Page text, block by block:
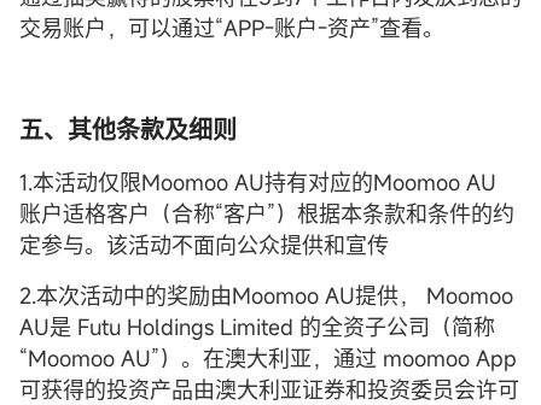
交易账户，可以通过“APP-账户-资产”查看。
五、其他条款及细则
1.本活动仅限Moomoo AU持有对应的Moomoo AU
账户适格客户（合称“客户”）根据本条款和条件的约
定参与。该活动不面向公众提供和宣传
2.本次活动中的奖励由Moomoo AU提供， Moomoo
AU是 Futu Holdings Limited 的全资子公司（简称
“Moomoo AU”）。在澳大利亚，通过 moomoo App
可获得的投资产品由澳大利亚证券和投资委员会许可